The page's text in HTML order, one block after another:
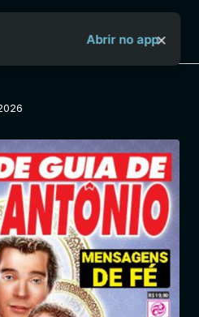
Sobre o Aya Bancah
Início
Revistas
Jornais
Abrir no app×